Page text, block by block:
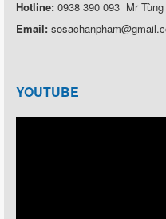
Hotline: 0938 390 093 Mr Tùng
Email:
YOUTUBE